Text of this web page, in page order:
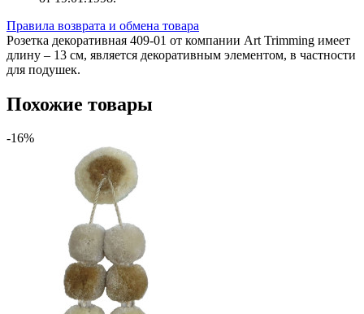
Правила возврата и обмена товара
Розетка декоративная 409-01 от компании Art Trimming имеет
длину – 13 см, является декоративным элементом, в частности
для подушек.
Похожие товары
-16%